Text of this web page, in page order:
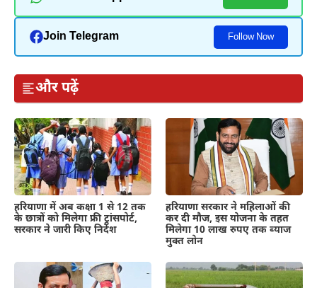
Join Telegram Follow Now
और पढ़ें
हरियाणा में अब कक्षा 1 से 12 तक
के छात्रों को मिलेगा फ्री ट्रांसपोर्ट,
सरकार ने जारी किए निर्देश
हरियाणा सरकार ने महिलाओं की
कर दी मौज, इस योजना के तहत
मिलेगा 10 लाख रुपए तक ब्याज
मुक्त लोन